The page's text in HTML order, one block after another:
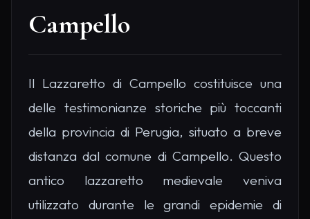
Campello
Il Lazzaretto di Campello costituisce una
delle testimonianze storiche più toccanti
della provincia di Perugia, situato a breve
distanza dal comune di Campello. Questo
antico lazzaretto medievale veniva
utilizzato durante le grandi epidemie di